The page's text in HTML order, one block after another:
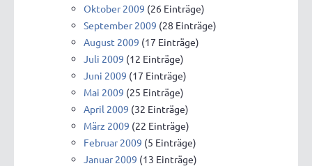
Oktober 2009 (26 Einträge)
September 2009 (28 Einträge)
August 2009 (17 Einträge)
Juli 2009 (12 Einträge)
Juni 2009 (17 Einträge)
Mai 2009 (25 Einträge)
April 2009 (32 Einträge)
März 2009 (22 Einträge)
Februar 2009 (5 Einträge)
Januar 2009 (13 Einträge)